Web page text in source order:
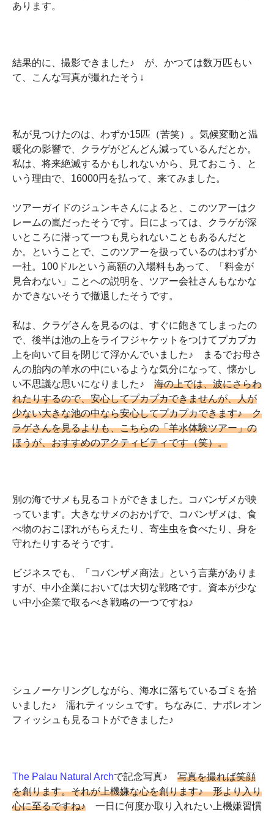
あります。
結果的に、撮影できました♪ が、かつては数万匹もい
て、こんな写真が撮れたそう↓
私が見つけたのは、わずか15匹（苦笑）。気候変動と温
暖化の影響で、クラゲがどんどん減っているんだとか。
私は、将来絶滅するかもしれないから、見ておこう、と
いう理由で、16000円を払って、来てみました。
ツアーガイドのジュンキさんによると、このツアーはク
レームの嵐だったそうです。日によっては、クラゲが深
いところに潜って一つも見られないこともあるんだと
か。ということで、このツアーを扱っているのはわずか
一社。100ドルという高額の入場料もあって、「料金が
見合わない」ことへの説明を、ツアー会社さんもなかな
かできないそうで撤退したそうです。
私は、クラゲさんを見るのは、すぐに飽きてしまったの
で、後半は池の上をライフジャケットをつけてプカプカ
上を向いて目を閉じて浮かんでいました♪ まるでお母さ
んの胎内の羊水の中にいるような気分になって、懐かし
い不思議な思いになりました♪ 海の上では、波にさらわ
れたりするので、安心してプカプカできませんが、人が
少ない大きな池の中なら安心してプカプカできます♪ ク
ラゲさんを見るよりも、こちらの「羊水体験ツアー」の
ほうが、おすすめのアクティビティです（笑）。
別の海でサメも見るコトができました。コバンザメが映
っています。大きなサメのおかげで、コバンザメは、食
べ物のおこぼれがもらえたり、寄生虫を食べたり、身を
守れたりするそうです。
ビジネスでも、「コバンザメ商法」という言葉がありま
すが、中小企業においては大切な戦略です。資本が少な
い中小企業で取るべき戦略の一つですね♪
シュノーケリングしながら、海水に落ちているゴミを拾
いました♪ 濡れティッシュです。ちなみに、ナポレオン
フィッシュも見るコトができました♪
The Palau Natural Archで記念写真♪ 写真を撮れば笑顔
を創ります。それが上機嫌な心を創ります♪ 形より入り
心に至るですね♪ 一日に何度か取り入れたい上機嫌習慣